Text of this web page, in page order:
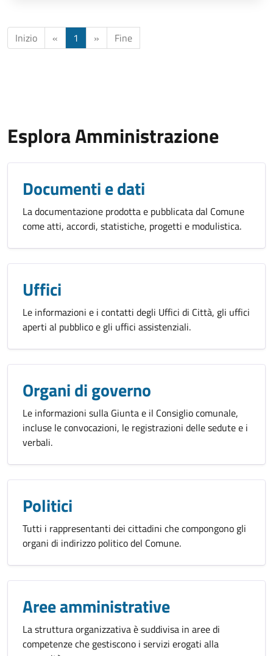
Inizio « 1 » Fine
Esplora Amministrazione
Documenti e dati
La documentazione prodotta e pubblicata dal Comune
come atti, accordi, statistiche, progetti e modulistica.
Uffici
Le informazioni e i contatti degli Uffici di Città, gli uffici
aperti al pubblico e gli uffici assistenziali.
Organi di governo
Le informazioni sulla Giunta e il Consiglio comunale,
incluse le convocazioni, le registrazioni delle sedute e i
verbali.
Politici
Tutti i rappresentanti dei cittadini che compongono gli
organi di indirizzo politico del Comune.
Aree amministrative
La struttura organizzativa è suddivisa in aree di
competenze che gestiscono i servizi erogati alla